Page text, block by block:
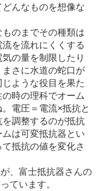
んなものを想像な
のまでその種類は
を流れにくくする
の量を制限したり
さに水道の蛇口が
ような役目を果た
時の理科でオーム
電圧＝電流×抵抗と
調整するのが抵抗
は可変抵抗器とい
抵抗の値を変化さ
、富士抵抗器さんの
ています。